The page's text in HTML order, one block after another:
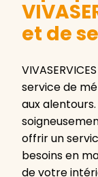
et de
service de
aux
offrir un
besoins en
de votre